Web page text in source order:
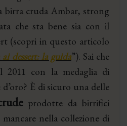
birra cruda Ambar, strong
che sta bene sia con il
(scopri in questo articolo
dessert: la guida”). Sai che
2011 con la medaglia di
È di sicuro una delle
prodotte da birrifici
nella collezione di